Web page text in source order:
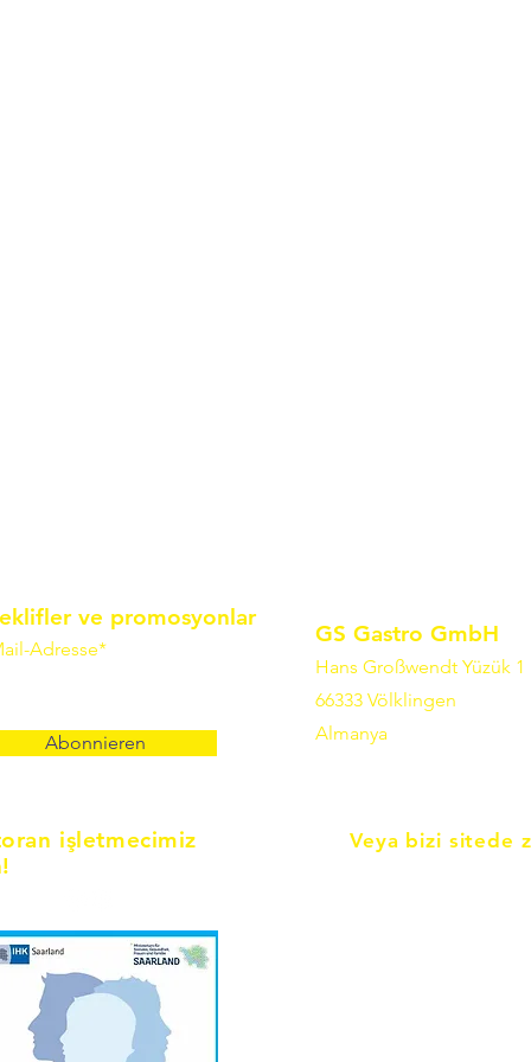
ve promosyonlar
Adresse*
Abonnieren
işletmecimiz
GS Gastro GmbH
Hans Großwendt Yüzük 1
66333 Völklingen
Almanya
Veya bizi sitede